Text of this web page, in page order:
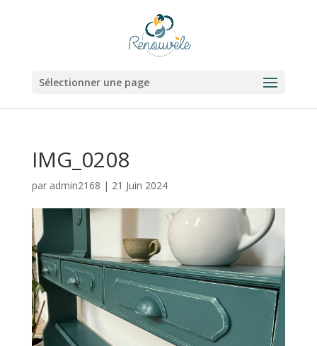
Sélectionner une page
IMG_0208
par admin2168 | 21 Juin 2024